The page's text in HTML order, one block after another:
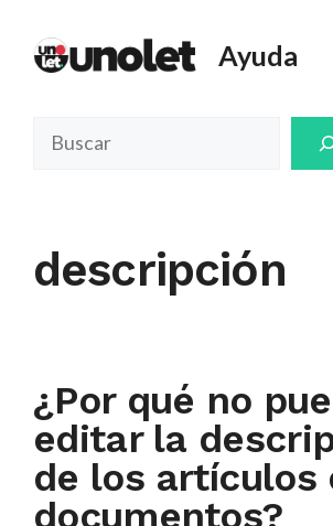
contenido
Ayuda
descripción
¿Por qué no
editar la
de los artículos
documentos?